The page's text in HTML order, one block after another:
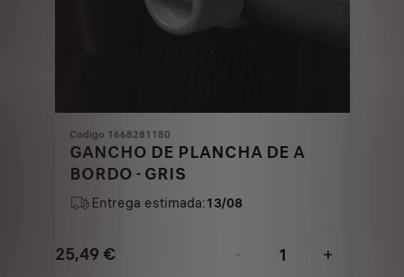
Codigo 1668281180
GANCHO DE PLANCHA DE A
BORDO - GRIS
Entrega estimada:13/08
25,49 € -
+